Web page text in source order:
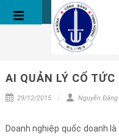
AI QUẢN LÝ CỔ
29/12/2015 Nguyễn Đăng
Doanh nghiệp quốc doanh